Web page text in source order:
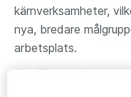
kärnverksamheter,
nya, bredare
arbetsplats.
Jämfört med